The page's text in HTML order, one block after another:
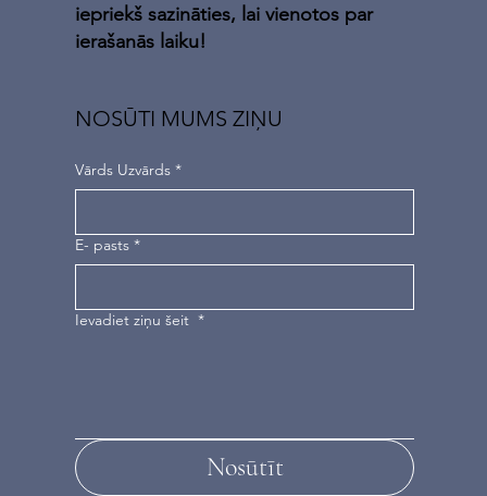
iepriekš sazināties, lai vienotos par
ierašanās laiku!
NOSŪTI MUMS ZIŅU
Vārds Uzvārds *
E- pasts *
Ievadiet ziņu šeit *
Nosūtīt